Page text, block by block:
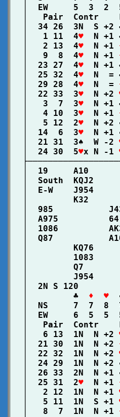
│  EW     5
│   Pair  Contr
│  34 26  3N  S
│   1 11  4♥
N +1
│   2 13  4♥
  N +1
│   9  8  4♥
  N +1
│  23 27  4♥
N +1
│  25 32  4♥
N  =
│  29 28  4♥
  N  =
│  22 33  3♥
  N +2
│   3  7  3♥
N +1
│   4 10  3♥
  N +1
│   5 12  2♥
N +2
│  14  6  3♥
N +1
│  21 31  3♠  W -2
│  24 30  5♥x N -1
│  19     A10
│  South
│  E-W
│         K32
│  985
│  A975
│  1086
│  Q87
│         KQ76
│         1083
│         Q7
│         J954
│  2N S 120
│         ♣ ♦  ♥
│  NS     7  7
│  EW     6  5
│   Pair  Contr
│   6 13  1N  N +2
│  21 30  1N  N +2
│  22 32  1N  N +2
│  24 29  1N  N
│  26 33  2N  N
│  25 31  2♥
  N +1
│   2 12  1N  N +1
│   5 11  1N  S +1
│   8  7  1N  N +1